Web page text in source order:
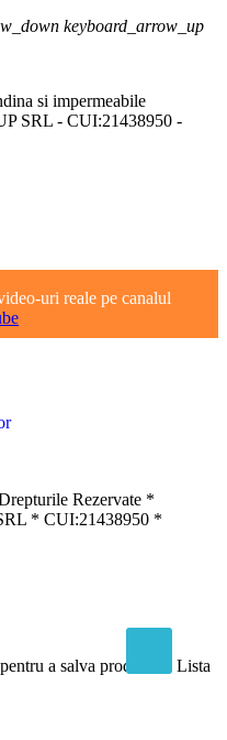
keyboard_arrow_up
si impermeabile
SRL - CUI:21438950 -
uri reale pe canalul
Rezervate *
* CUI:21438950 *
a salva produse in Lista